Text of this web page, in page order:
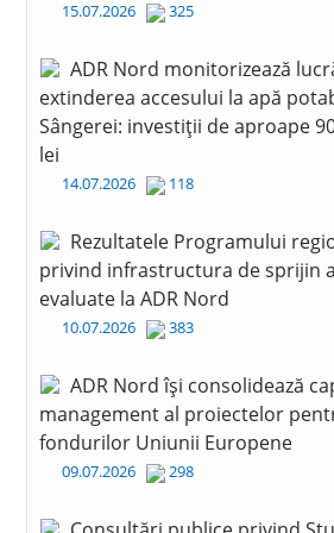
15.07.2026 325
ADR Nord monitorizează
extinderea accesului la apă
Sângerei: investiții de aproape
lei
14.07.2026 118
Rezultatele Programului
privind infrastructura de sprijin
evaluate la ADR Nord
10.07.2026 383
ADR Nord își consolidează
management al proiectelor
fondurilor Uniunii Europene
09.07.2026 298